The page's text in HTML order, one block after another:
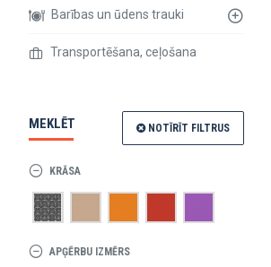
Barības un ūdens trauki
Transportēšana, ceļošana
MEKLĒT NOTĪRĪT FILTRUS
KRĀSA
APĢĒRBU IZMĒRS